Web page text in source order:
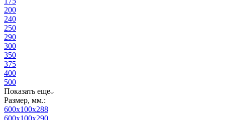
200
240
250
290
300
350
375
400
500
Показать еще
Размер, мм.:
600x100x288
600x100x290